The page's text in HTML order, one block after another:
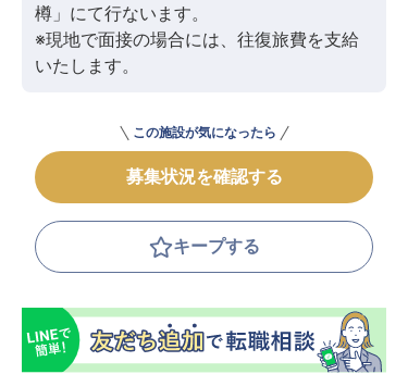
樽」にて行ないます。
※現地で面接の場合には、往復旅費を支給
いたします。
この施設が気になったら
募集状況を確認する
キープする